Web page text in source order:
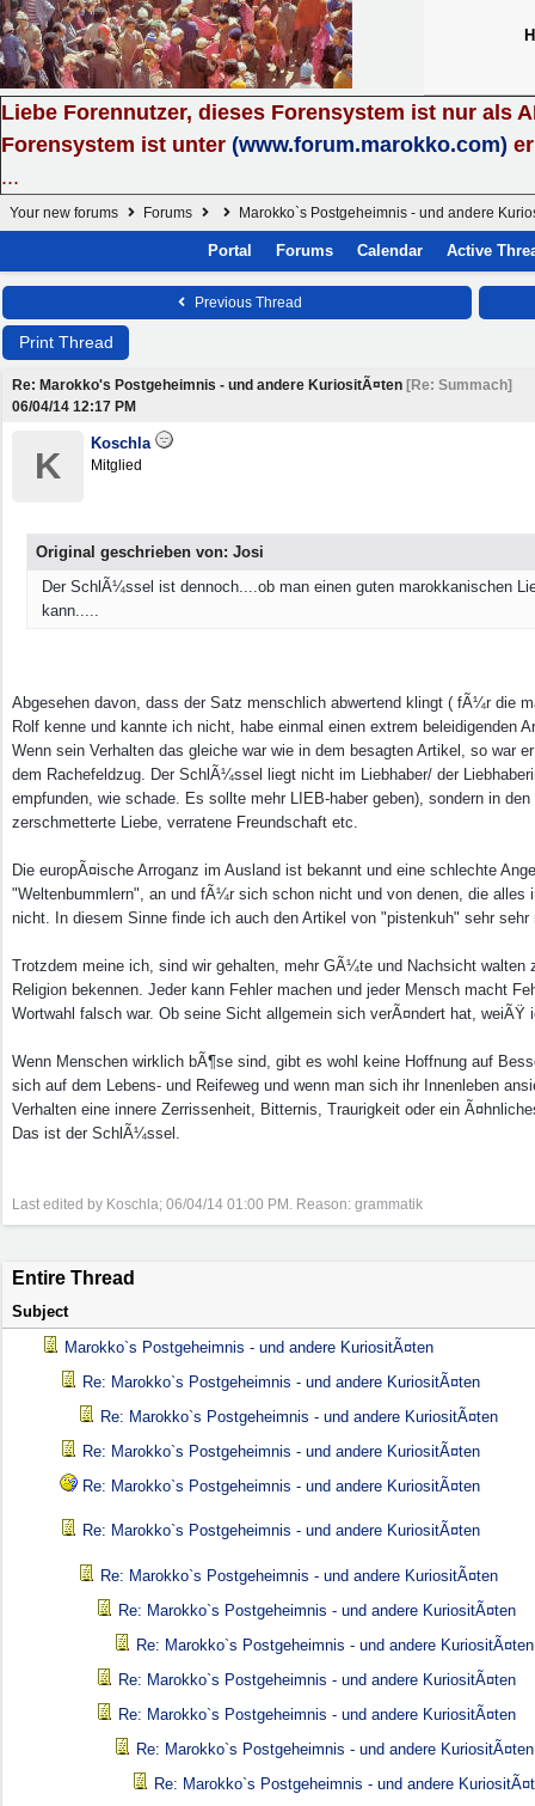
Liebe Forennutzer, dieses Forensystem ist nur als
Forensystem ist unter (www.forum.marokko.com)
...
Your new forums Forums Marokko`s Postgeheimnis - und andere
Portal Forums Calendar Active
Previous Thread
Print Thread
Re: Marokko's Postgeheimnis - und andere KuriositÃ¤ten [Re: Summach]
06/04/14 12:17 PM
K
Koschla
Mitglied
Original geschrieben von: Josi
Der SchlÃ¼ssel ist dennoch....ob man einen guten marokkanischen
kann.....
Abgesehen davon, dass der Satz menschlich abwertend klingt ( fÃ¼r die
Rolf kenne und kannte ich nicht, habe einmal einen extrem beleidigenden
Wenn sein Verhalten das gleiche war wie in dem besagten Artikel, so war
dem Rachefeldzug. Der SchlÃ¼ssel liegt nicht im Liebhaber/ der
empfunden, wie schade. Es sollte mehr LIEB-haber geben), sondern in
zerschmetterte Liebe, verratene Freundschaft etc.
Die europÃ¤ische Arroganz im Ausland ist bekannt und eine schlechte
"Weltenbummlern", an und fÃ¼r sich schon nicht und von denen, die
nicht. In diesem Sinne finde ich auch den Artikel von "pistenkuh" sehr
Trotzdem meine ich, sind wir gehalten, mehr GÃ¼te und Nachsicht
Religion bekennen. Jeder kann Fehler machen und jeder Mensch macht
Wortwahl falsch war. Ob seine Sicht allgemein sich verÃ¤ndert hat, weiÃŸ
Wenn Menschen wirklich bÃ¶se sind, gibt es wohl keine Hoffnung auf
sich auf dem Lebens- und Reifeweg und wenn man sich ihr Innenleben
Verhalten eine innere Zerrissenheit, Bitternis, Traurigkeit oder ein
Das ist der SchlÃ¼ssel.
Last edited by Koschla; 06/04/14 01:00 PM . Reason: grammatik
Entire Thread
Subject
Marokko`s Postgeheimnis - und andere KuriositÃ¤ten
Re: Marokko`s Postgeheimnis - und andere KuriositÃ¤ten
Re: Marokko`s Postgeheimnis - und andere KuriositÃ¤ten
Re: Marokko`s Postgeheimnis - und andere KuriositÃ¤ten
Re: Marokko`s Postgeheimnis - und andere KuriositÃ¤ten
Re: Marokko`s Postgeheimnis - und andere KuriositÃ¤ten
Re: Marokko`s Postgeheimnis - und andere KuriositÃ¤ten
Re: Marokko`s Postgeheimnis - und andere KuriositÃ¤ten
Re: Marokko`s Postgeheimnis - und andere KuriositÃ¤ten
Re: Marokko`s Postgeheimnis - und andere KuriositÃ¤ten
Re: Marokko`s Postgeheimnis - und andere KuriositÃ¤ten
Re: Marokko`s Postgeheimnis - und andere KuriositÃ¤ten
Re: Marokko`s Postgeheimnis - und andere